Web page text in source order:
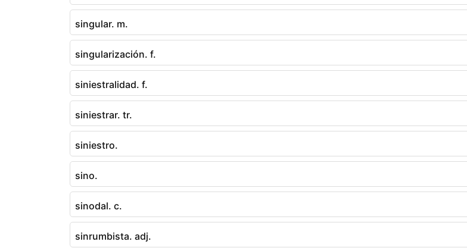
singular. m.
singularización. f.
siniestralidad. f.
siniestrar. tr.
siniestro.
sino.
sinodal. c.
sinrumbista. adj.